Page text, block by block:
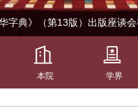
华字典》（第13版）出版座谈
本院 学界